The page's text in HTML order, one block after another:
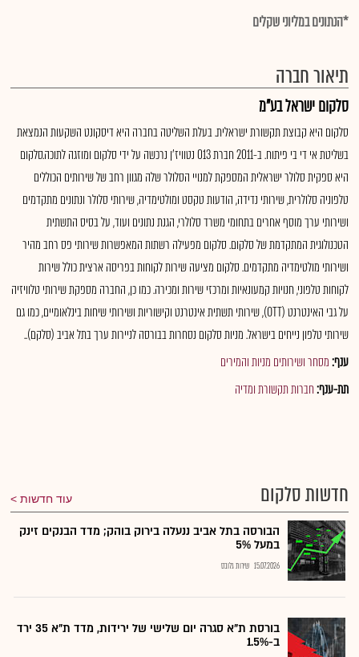
*הנתונים במליוני שקלים
תיאור חברה
סלקום ישראל בע"מ
סלקום היא קבוצת תקשורת ישראלית. בעלת השליטה בחברה היא דיסקונט השקעות הנמצאת
בשליטת אי די בי פיתוח. ב-2011 חברת 013 נטוויז'ן נרכשה על ידי סלקום ומוזגה לתוכה.סלקום
היא ספקית סלולר ישראלית המספקת למנויי הסלולר שלה מגוון רחב של שירותים הכוללים
טלפוניה סלולרית, שירותי נדידה, הודעות טקסט ומולטימדיה, שירותי סלולר ונתונים מתקדמים
ושירותי ערך מוסף אחרים בתחומי משרד סלולרי, הגנת נתונים ועוד, על בסיס התשתית
הטכנולוגית המתקדמת של סלקום. סלקום מפעילה רשתות המאפשרות שירותי פס רחב מהיר
ושירותי מולטימדיה מתקדמים. סלקום מציעה שירות לקוחות בפריסה ארצית כולל שירות
לקוחות טלפוני, חנויות קמעונאיות ומרכזי שירות ומכירה. כמו כן, החברה מספקת שירותי טלוויזיה
על גבי האינטרנט (OTT), שירותי תשתית אינטרנט וקישוריות ושירותי שיחות בינלאומיים, כמו גם
שירותי טלפון נייחים בישראל. מניות סלקום נסחרות בבורסה לניירות ערך בתל אביב (סלקם)..
ענף:מסחר ושירותים מניות והמירים
תת-ענף:חברות תקשורת ומדיה
חדשות סלקום עוד חדשות
הבורסה בתל אביב ננעלה בירוק בוהק; מדד הבנקים זינק
במעל 5%
15.07.2026 שירות גלובס
בורסת ת"א סגרה יום שלישי של ירידות, מדד ת"א 35 ירד
ב-1.5%